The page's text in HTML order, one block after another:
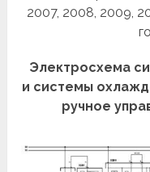
2007, 2008, 2009,
Электросхема
и системы
ручное